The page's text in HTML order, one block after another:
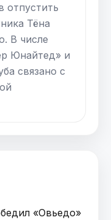
отпустить
Тёна
В числе
Юнайтед» и
связано с
«Овьедо»